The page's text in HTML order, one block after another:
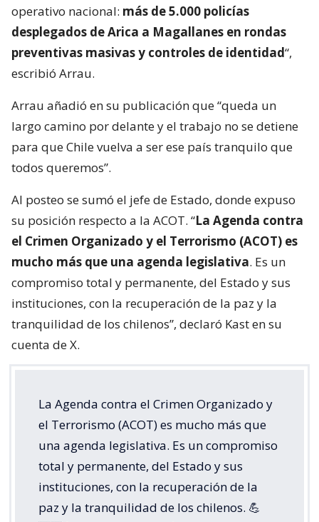
operativo nacional: más de 5.000 policías
desplegados de Arica a Magallanes en rondas
preventivas masivas y controles de identidad“,
escribió Arrau.
Arrau añadió en su publicación que “queda un
largo camino por delante y el trabajo no se detiene
para que Chile vuelva a ser ese país tranquilo que
todos queremos”.
Al posteo se sumó el jefe de Estado, donde expuso
su posición respecto a la ACOT. “La Agenda contra
el Crimen Organizado y el Terrorismo (ACOT) es
mucho más que una agenda legislativa. Es un
compromiso total y permanente, del Estado y sus
instituciones, con la recuperación de la paz y la
tranquilidad de los chilenos”, declaró Kast en su
cuenta de X.
La Agenda contra el Crimen Organizado y
el Terrorismo (ACOT) es mucho más que
una agenda legislativa. Es un compromiso
total y permanente, del Estado y sus
instituciones, con la recuperación de la
paz y la tranquilidad de los chilenos. 💪